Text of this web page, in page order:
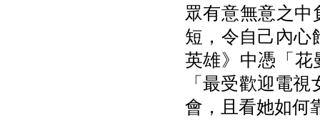
眾有意無意之
短，令自己內心
英雄》中憑「花
「最受歡迎電
會，且看她如何